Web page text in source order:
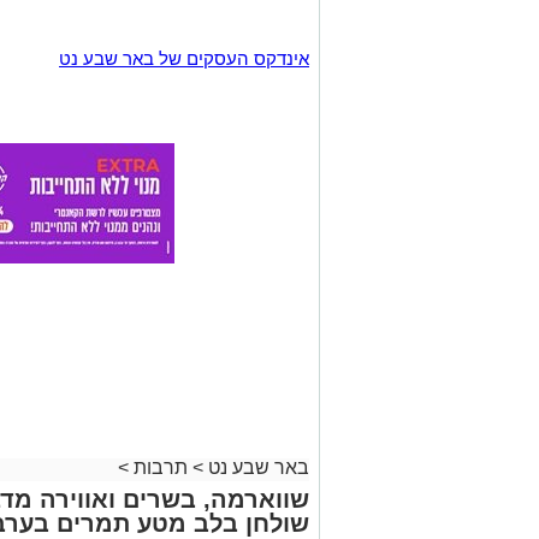
אינדקס העסקים של באר שבע נט
באר שבע נט > תרבות >
שווארמה, בשרים ואווירה
שולחן בלב מטע תמרים